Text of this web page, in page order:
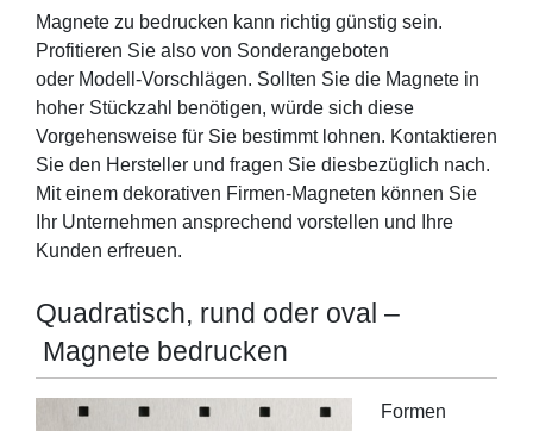
Magnete zu bedrucken kann richtig günstig sein.
Profitieren Sie also von Sonderangeboten
oder Modell-Vorschlägen. Sollten Sie die Magnete in
hoher Stückzahl benötigen, würde sich diese
Vorgehensweise für Sie bestimmt lohnen. Kontaktieren
Sie den Hersteller und fragen Sie diesbezüglich nach.
Mit einem dekorativen Firmen-Magneten können Sie
Ihr Unternehmen ansprechend vorstellen und Ihre
Kunden erfreuen.
Quadratisch, rund oder oval –
Magnete bedrucken
Formen